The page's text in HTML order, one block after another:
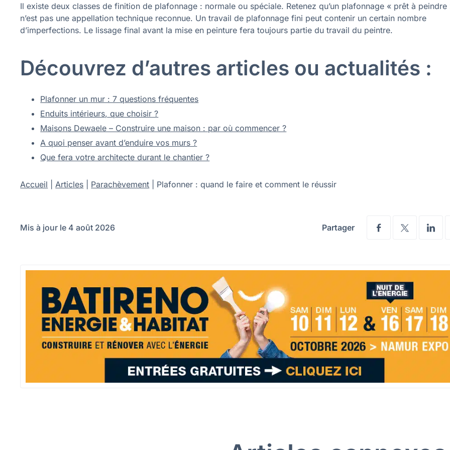
Il existe deux classes de finition de plafonnage : normale ou spéciale. Retenez qu’un plafonnage « prêt à peindre
n’est pas une appellation technique reconnue. Un travail de plafonnage fini peut contenir un certain nombre
d’imperfections. Le lissage final avant la mise en peinture fera toujours partie du travail du peintre.
Découvrez d’autres articles ou actualités :
Plafonner un mur : 7 questions fréquentes
Enduits intérieurs, que choisir ?
Maisons Dewaele – Construire une maison : par où commencer ?
A quoi penser avant d’enduire vos murs ?
Que fera votre architecte durant le chantier ?
Accueil Articles Parachèvement Plafonner : quand le faire et comment le réussir
Mis à jour le 4 août 2026 Partager